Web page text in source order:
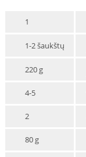
1
1-2 šaukštų
220 g
4-5
2
80 g